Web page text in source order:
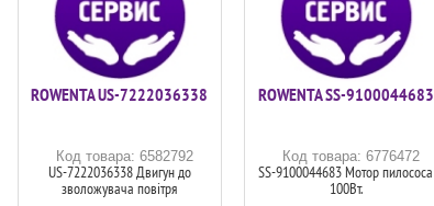
ROWENTA US-7222036338
Код товара: 6582792
US-7222036338 Двигун до
зволожувача повітря
ROWENTA SS-9100044683
Код товара: 6776472
SS-9100044683 Мотор пилососа
100Вт.